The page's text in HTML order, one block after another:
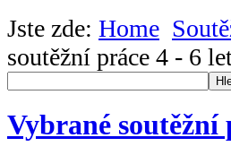
Jste zde: Home
soutěžní práce 4 - 6
Vybrané soutěžní